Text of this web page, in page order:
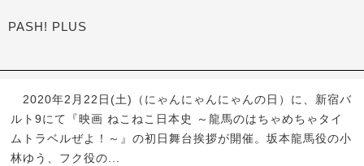
PASH! PLUS
2020年2月22日(土)（にゃんにゃんにゃんの日）に、新宿バ
ルト9にて『映画 ねこねこ日本史 ～龍馬のはちゃめちゃタイ
ムトラベルぜよ！～』の初日舞台挨拶が開催。坂本龍馬役の小
林ゆう、フク役の...